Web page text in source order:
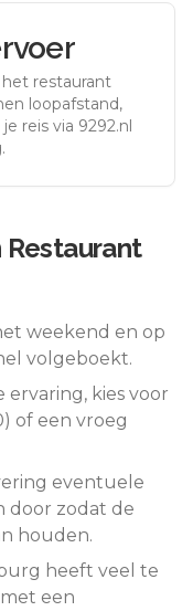
restaurant
loopafstand,
reis via 9292.nl
Restaurant
weekend en op
volgeboekt.
ervaring, kies voor
of een vroeg
eventuele
door zodat de
houden.
heeft veel te
een